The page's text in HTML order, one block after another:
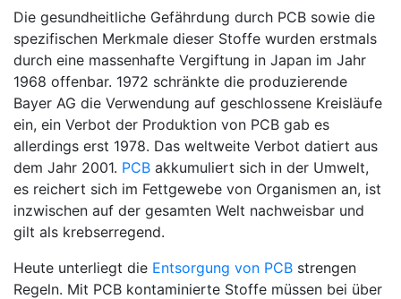
Die gesundheitliche Gefährdung durch PCB sowie die
spezifischen Merkmale dieser Stoffe wurden erstmals
durch eine massenhafte Vergiftung in Japan im Jahr
1968 offenbar. 1972 schränkte die produzierende
Bayer AG die Verwendung auf geschlossene Kreisläufe
ein, ein Verbot der Produktion von PCB gab es
allerdings erst 1978. Das weltweite Verbot datiert aus
dem Jahr 2001. PCB akkumuliert sich in der Umwelt,
es reichert sich im Fettgewebe von Organismen an, ist
inzwischen auf der gesamten Welt nachweisbar und
gilt als krebserregend.
Heute unterliegt die Entsorgung von PCB strengen
Regeln. Mit PCB kontaminierte Stoffe müssen bei über